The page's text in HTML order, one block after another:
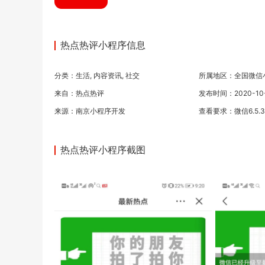
热点热评小程序信息
分类： 生活, 内容资讯, 社交
所属地区：全国微信
来自：热点热评
发布时间：2020-
来源： 南京小程序开发 查看要求：微信
热点热评小程序截图